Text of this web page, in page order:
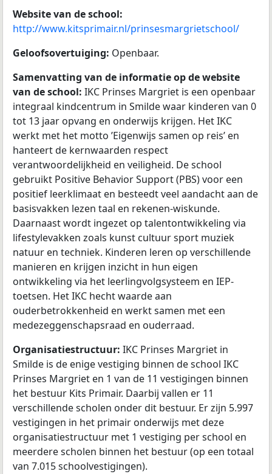
Website van de school:
http://www.kitsprimair.nl/prinsesmargrietschool/
Geloofsovertuiging: Openbaar.
Samenvatting van de informatie op de website
van de school: IKC Prinses Margriet is een openbaar
integraal kindcentrum in Smilde waar kinderen van 0
tot 13 jaar opvang en onderwijs krijgen. Het IKC
werkt met het motto ’Eigenwijs samen op reis’ en
hanteert de kernwaarden respect
verantwoordelijkheid en veiligheid. De school
gebruikt Positive Behavior Support (PBS) voor een
positief leerklimaat en besteedt veel aandacht aan de
basisvakken lezen taal en rekenen-wiskunde.
Daarnaast wordt ingezet op talentontwikkeling via
lifestylevakken zoals kunst cultuur sport muziek
natuur en techniek. Kinderen leren op verschillende
manieren en krijgen inzicht in hun eigen
ontwikkeling via het leerlingvolgsysteem en IEP-
toetsen. Het IKC hecht waarde aan
ouderbetrokkenheid en werkt samen met een
medezeggenschapsraad en ouderraad.
Organisatiestructuur: IKC Prinses Margriet in
Smilde is de enige vestiging binnen de school IKC
Prinses Margriet en 1 van de 11 vestigingen binnen
het bestuur Kits Primair. Daarbij vallen er 11
verschillende scholen onder dit bestuur. Er zijn 5.997
vestigingen in het primair onderwijs met deze
organisatiestructuur met 1 vestiging per school en
meerdere scholen binnen het bestuur (op een totaal
van 7.015 schoolvestigingen).